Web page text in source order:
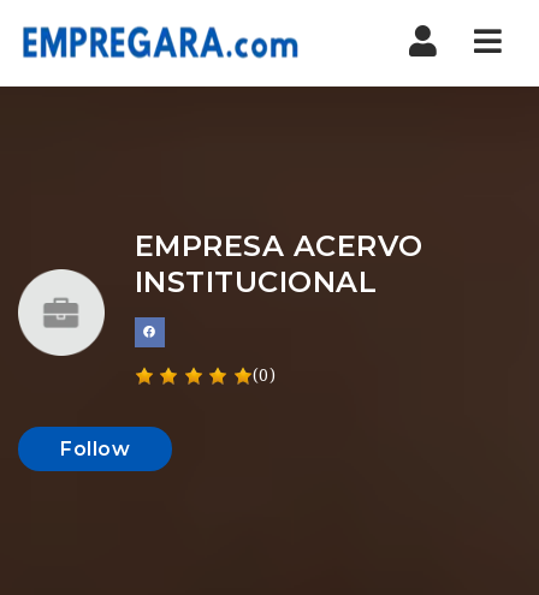
EMPRESA ACERVO
INSTITUCIONAL
(0)
Follow